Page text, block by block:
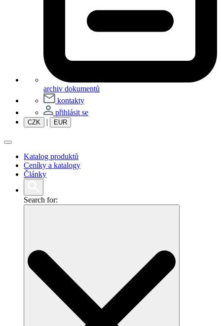
archiv dokumentů
kontakty
přihlásit se
CZK | EUR
Katalog produktů
Ceníky a katalogy
Články
Search for: